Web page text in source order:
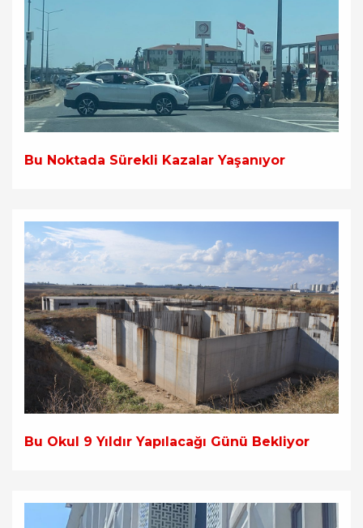
Bu Noktada Sürekli Kazalar Yaşanıyor
Bu Okul 9 Yıldır Yapılacağı Günü Bekliyor